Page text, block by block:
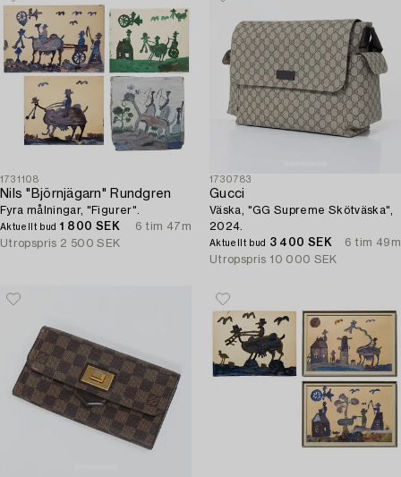
1731108
Nils "Björnjägarn" Rundgren
Fyra målningar, "Figurer".
Aktuellt bud 1 800 SEK
6 tim 47m
Utropspris 2 500 SEK
1730783
Gucci
Väska, "GG Supreme Skötväska",
2024.
Aktuellt bud 3 400 SEK
6 tim 49m
Utropspris 10 000 SEK